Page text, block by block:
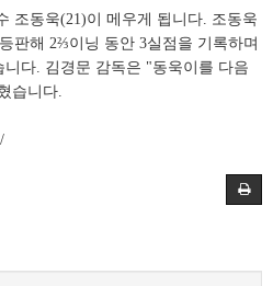
조동욱(21)이 메우게 됩니다. 조동욱
판해 2⅔이닝 동안 3실점을 기록하며
다. 김경문 감독은 "동욱이를 다음
습니다.